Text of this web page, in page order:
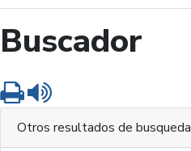
Buscador
Imprimir
Otros resultados de busqueda